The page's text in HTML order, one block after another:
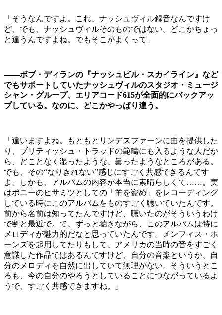
「そうなんですよ。これ、ナッシュヴィル録音なんですけ
ど、でも、ナッシュヴィルそのものではない。どこかちょっ
と違うんですよね。でもそこがよくって」
――ボブ・ディランの『ナッシュビル・スカイライン』など
でもサポートしていたナッシュヴィルのスタジオ・ミュージ
シャン・グループ、エリアコード615が全面的にバックアッ
プしている。なのに、どこかやっぱり違う。
「違いますよね。もともとリンデスファーンに曲を提供した
り、ブリティッシュ・トラッドの範疇にも入るような人だか
ら、どことなく湿ったような、曇ったようなところがある。
でも、その“なりきれない”感じにすごく共感できるんです
よ。しかも、アルバムの内容が本当に素晴らしくて……。実
はポニーのヒサミツとしての「羊を盗め」をレコーディング
している時にこのアルバムをものすごく聴いていたんです。
前から名前は知ってたんですけど、聴いたのがそういうわけ
で割と最近で。で、ずっと聴きながら、このアルバムは特に
メロディが魅力的だなと思っていたんです。メンフィス・ホ
ーンズを起用してたりもして、アメリカの当時の音をすごく
意識した作品ではあるんですけど、自分の音楽というか、自
分のメロディを自然に出していて無理がない。そういうとこ
ろも、今の自分のやろうとしていることにつながっているよ
うで、すごく共感できますね。」